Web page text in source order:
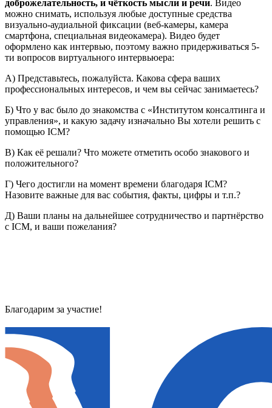
доброжелательность, и чёткость мысли и речи. Видео
можно снимать, используя любые доступные средства
визуально-аудиальной фиксации (веб-камеры, камера
смартфона, специальная видеокамера). Видео будет
оформлено как интервью, поэтому важно придерживаться 5-
ти вопросов виртуального интервьюера:
А) Представьтесь, пожалуйста. Какова сфера ваших
профессиональных интересов, и чем вы сейчас занимаетесь?
Б) Что у вас было до знакомства с «Институтом консалтинга и
управления», и какую задачу изначально Вы хотели решить с
помощью ICM?
В) Как её решали? Что можете отметить особо знакового и
положительного?
Г) Чего достигли на момент времени благодаря ICM?
Назовите важные для вас события, факты, цифры и т.п.?
Д) Ваши планы на дальнейшее сотрудничество и партнёрство
с ICM, и ваши пожелания?
Благодарим за участие!